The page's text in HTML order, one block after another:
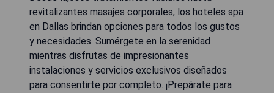
revitalizantes masajes corporales, los hoteles spa
en Dallas brindan opciones para todos los gustos
y necesidades. Sumérgete en la serenidad
mientras disfrutas de impresionantes
instalaciones y servicios exclusivos diseñados
para consentirte por completo. ¡Prepárate para